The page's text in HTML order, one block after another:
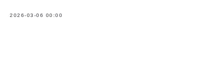
2026-03-06 00:00